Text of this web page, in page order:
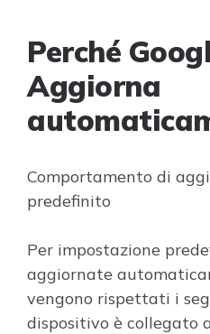
Perché
Aggiorna
Comportamento di
predefinito
Per impostazione
aggiornate
vengono rispettati i
dispositivo è collegato